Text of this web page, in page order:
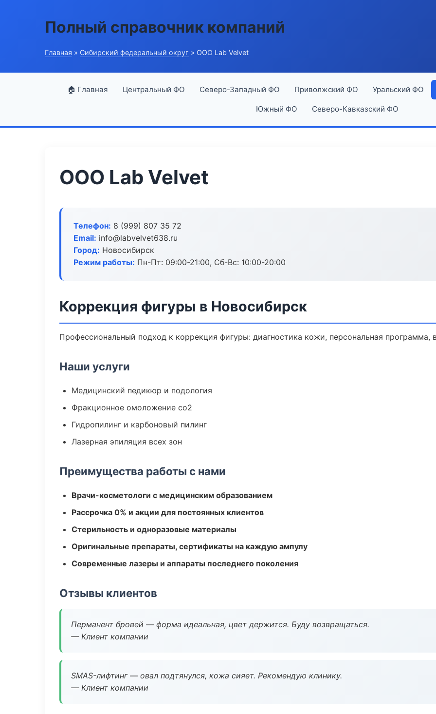
Полный справочник компаний
Главная » Сибирский федеральный округ » ООО Lab Velvet
🏠 Главная Центральный ФО Северо-Западный ФО Приволжский ФО Уральский ФО
Южный ФО Северо-Кавказский ФО
ООО Lab Velvet
Телефон: 8 (999) 807 35 72
Email: info@labvelvet638.ru
Город: Новосибирск
Режим работы: Пн-Пт: 09:00-21:00, Сб-Вс: 10:00-20:00
Коррекция фигуры в Новосибирск
Профессиональный подход к коррекция фигуры: диагностика кожи, персональная программа,
Наши услуги
Медицинский педикюр и подология
Фракционное омоложение co2
Гидропилинг и карбоновый пилинг
Лазерная эпиляция всех зон
Преимущества работы с нами
Врачи-косметологи с медицинским образованием
Рассрочка 0% и акции для постоянных клиентов
Стерильность и одноразовые материалы
Оригинальные препараты, сертификаты на каждую ампулу
Современные лазеры и аппараты последнего поколения
Отзывы клиентов
Перманент бровей — форма идеальная, цвет держится. Буду возвращаться.
— Клиент компании
SMAS-лифтинг — овал подтянулся, кожа сияет. Рекомендую клинику.
— Клиент компании